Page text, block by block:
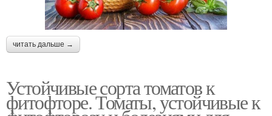
читать дальше →
Устойчивые сорта томатов к
фитофторе. Томаты, устойчивые к